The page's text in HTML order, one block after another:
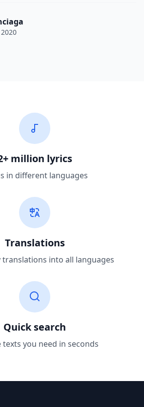
million lyrics
in different languages
Translations
translations into all languages
Quick search
texts you need in seconds